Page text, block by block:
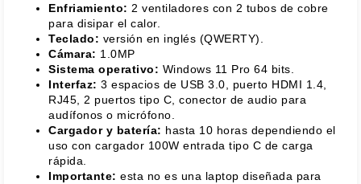
Enfriamiento: 2 ventiladores con 2 tubos de cobre
para disipar el calor.
Teclado: versión en inglés (QWERTY).
Cámara: 1.0MP
Sistema operativo: Windows 11 Pro 64 bits.
Interfaz: 3 espacios de USB 3.0, puerto HDMI 1.4,
RJ45, 2 puertos tipo C, conector de audio para
audífonos o micrófono.
Cargador y batería: hasta 10 horas dependiendo el
uso con cargador 100W entrada tipo C de carga
rápida.
Importante: esta no es una laptop diseñada para